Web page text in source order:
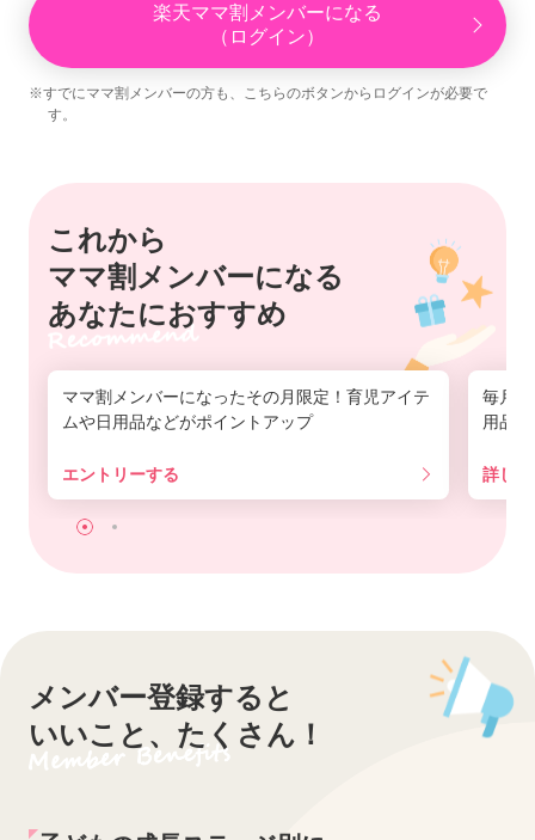
楽天ママ割メンバーになる
（ログイン）
※すでにママ割メンバーの方も、こちらのボタンからログインが必要で
す。
これから
ママ割メンバーになる
あなたにおすすめ
ママ割メンバーになったその月限定！育児アイテ
ムや日用品などがポイントアップ
エントリーする
毎月
用品
詳し
メンバー登録すると
いいこと、たくさん！